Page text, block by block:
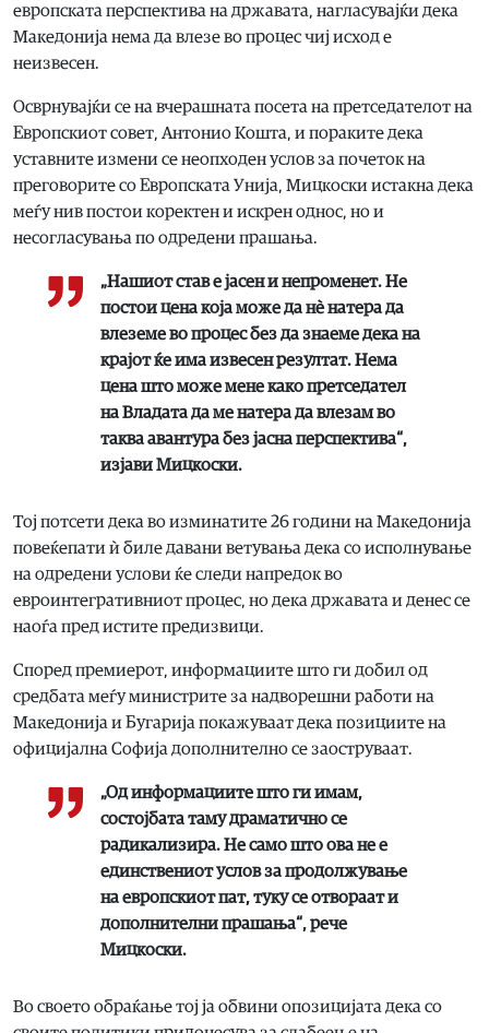
европската перспектива на државата, нагласувајќи дека
Македонија нема да влезе во процес чиј исход е
неизвесен.
Осврнувајќи се на вчерашната посета на претседателот на
Европскиот совет, Антонио Кошта, и пораките дека
уставните измени се неопходен услов за почеток на
преговорите со Европската Унија, Мицкоски истакна дека
меѓу нив постои коректен и искрен однос, но и
несогласувања по одредени прашања.
„Нашиот став е јасен и непроменет. Не
постои цена која може да нѐ натера да
влеземе во процес без да знаеме дека на
крајот ќе има извесен резултат. Нема
цена што може мене како претседател
на Владата да ме натера да влезам во
таква авантура без јасна перспектива“,
изјави Мицкоски.
Тој потсети дека во изминатите 26 години на Македонија
повеќепати ѝ биле давани ветувања дека со исполнување
на одредени услови ќе следи напредок во
евроинтегративниот процес, но дека државата и денес се
наоѓа пред истите предизвици.
Според премиерот, информациите што ги добил од
средбата меѓу министрите за надворешни работи на
Македонија и Бугарија покажуваат дека позициите на
официјална Софија дополнително се заоструваат.
„Од информациите што ги имам,
состојбата таму драматично се
радикализира. Не само што ова не е
единствениот услов за продолжување
на европскиот пат, туку се отвораат и
дополнителни прашања“, рече
Мицкоски.
Во своето обраќање тој ја обвини опозицијата дека со